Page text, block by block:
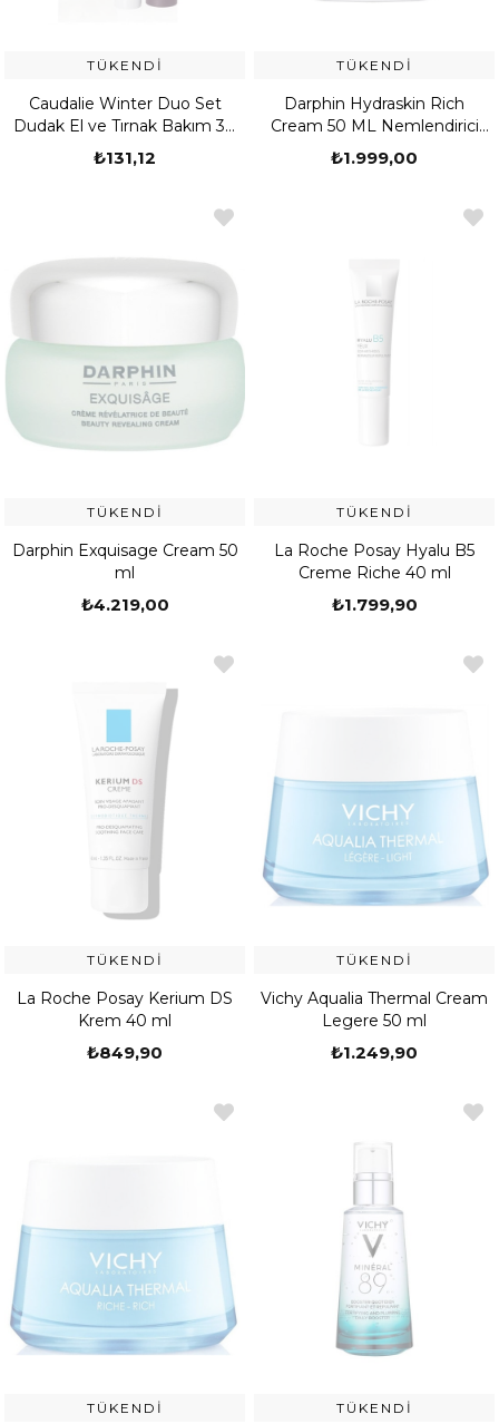
TÜKENDI
Caudalie Winter Duo Set
Dudak El ve Tırnak Bakım 30
ml
₺131,12
TÜKENDI
Darphin Hydraskin Rich
Cream 50 ML Nemlendirici
Bakım Kremi
₺1.999,00
TÜKENDI
Darphin Exquisage Cream 50
ml
₺4.219,00
TÜKENDI
La Roche Posay Hyalu B5
Creme Riche 40 ml
₺1.799,90
TÜKENDI
La Roche Posay Kerium DS
Krem 40 ml
₺849,90
TÜKENDI
Vichy Aqualia Thermal Cream
Legere 50 ml
₺1.249,90
TÜKENDI TÜKENDI